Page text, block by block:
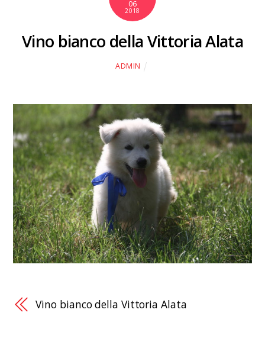
06
2018
Vino bianco della Vittoria Alata
ADMIN
Vino bianco della Vittoria Alata